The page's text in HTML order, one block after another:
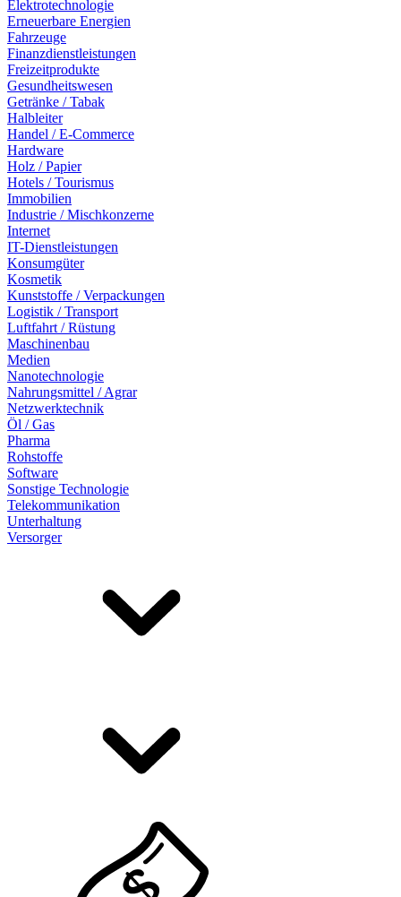
Elektrotechnologie
Erneuerbare Energien
Fahrzeuge
Finanzdienstleistungen
Freizeitprodukte
Gesundheitswesen
Getränke / Tabak
Halbleiter
Handel / E-Commerce
Hardware
Holz / Papier
Hotels / Tourismus
Immobilien
Industrie / Mischkonzerne
Internet
IT-Dienstleistungen
Konsumgüter
Kosmetik
Kunststoffe / Verpackungen
Logistik / Transport
Luftfahrt / Rüstung
Maschinenbau
Medien
Nanotechnologie
Nahrungsmittel / Agrar
Netzwerktechnik
Öl / Gas
Pharma
Rohstoffe
Software
Sonstige Technologie
Telekommunikation
Unterhaltung
Versorger